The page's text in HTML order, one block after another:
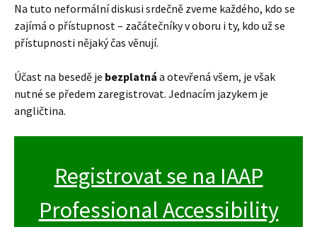
Na tuto neformální diskusi srdečně zveme každého, kdo se
zajímá o přístupnost – začátečníky v oboru i ty, kdo už se
přístupnosti nějaký čas věnují.
Účast na besedě je bezplatná a otevřená všem, je však
nutné se předem zaregistrovat. Jednacím jazykem je
angličtina.
Registrovat se na IAAP
Professional Accessibility